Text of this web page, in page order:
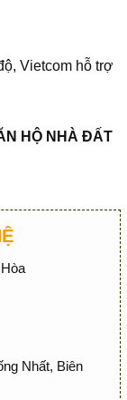
Vietcom hỗ trợ
N HỘNHÀ ĐẤT
Nhất, Biên